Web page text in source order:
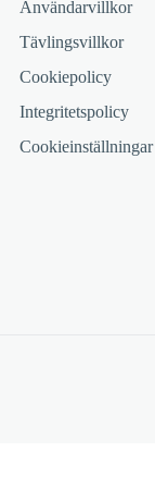
Användarvillkor
Tävlingsvillkor
Cookiepolicy
Integritetspolicy
Cookieinställningar